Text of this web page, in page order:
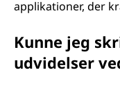
applikationer, der
Kunne jeg
udvidelser